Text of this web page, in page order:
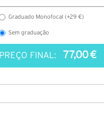
Graduado Monofocal (+29 €)
Sem graduação
PREÇO FINAL: 77,00 €